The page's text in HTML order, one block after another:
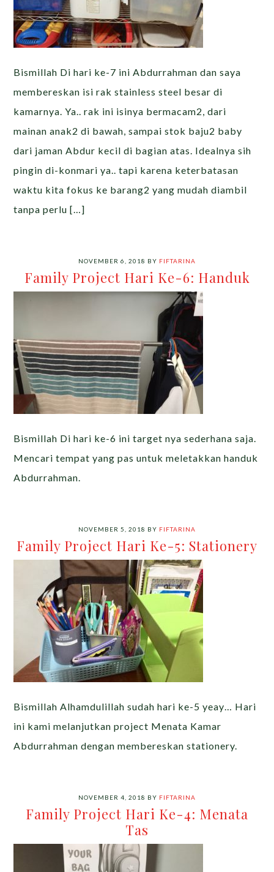
Bismillah Di hari ke-7 ini Abdurrahman dan saya
membereskan isi rak stainless steel besar di
kamarnya. Ya.. rak ini isinya bermacam2, dari
mainan anak2 di bawah, sampai stok baju2 baby
dari jaman Abdur kecil di bagian atas. Idealnya sih
pingin di-konmari ya.. tapi karena keterbatasan
waktu kita fokus ke barang2 yang mudah diambil
tanpa perlu […]
NOVEMBER 6, 2018 BY FIFTARINA
Family Project Hari Ke-6: Handuk
Bismillah Di hari ke-6 ini target nya sederhana saja.
Mencari tempat yang pas untuk meletakkan handuk
Abdurrahman.
NOVEMBER 5, 2018 BY FIFTARINA
Family Project Hari Ke-5: Stationery
Bismillah Alhamdulillah sudah hari ke-5 yeay… Hari
ini kami melanjutkan project Menata Kamar
Abdurrahman dengan membereskan stationery.
NOVEMBER 4, 2018 BY FIFTARINA
Family Project Hari Ke-4: Menata
Tas